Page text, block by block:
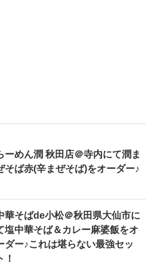
ーめん潤 秋田店＠寺内にて潤ま
そば赤(辛まぜそば)をオーダー♪
華そばde小松＠秋田県大仙市に
塩中華そば＆カレー麻婆飯をオ
ダー♪これは堪らない最強セッ
！